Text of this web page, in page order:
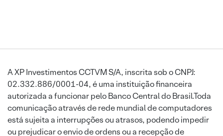
A XP Investimentos CCTVM S/A, inscrita sob o CNPJ:
02.332.886/0001-04, é uma instituição financeira
autorizada a funcionar pelo Banco Central do Brasil.Toda
comunicação através de rede mundial de computadores
está sujeita a interrupções ou atrasos, podendo impedir
ou prejudicar o envio de ordens ou a recepção de